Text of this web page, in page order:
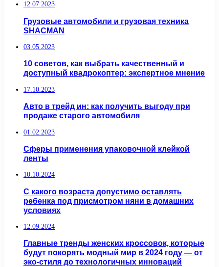
12.07.2023
Грузовые автомобили и грузовая техника
SHACMAN
03.05.2023
10 советов, как выбрать качественный и
доступный квадрокоптер: экспертное мнение
17.10.2023
Авто в трейд ин: как получить выгоду при
продаже старого автомобиля
01.02.2023
Сферы применения упаковочной клейкой
ленты
10.10.2024
С какого возраста допустимо оставлять
ребенка под присмотром няни в домашних
условиях
12.09.2024
Главные тренды женских кроссовок, которые
будут покорять модный мир в 2024 году — от
эко-стиля до технологичных инноваций